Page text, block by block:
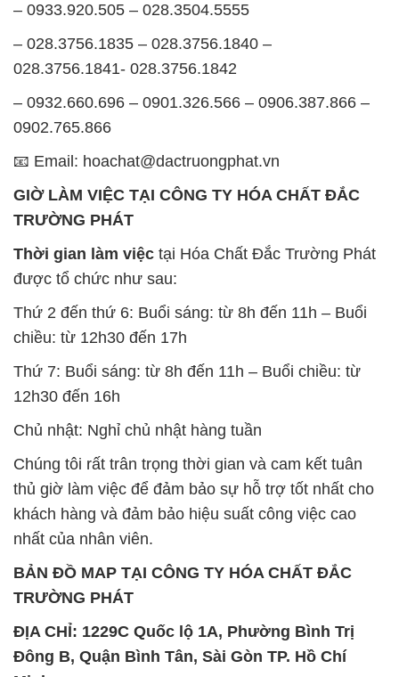
– 0933.920.505 – 028.3504.5555
– 028.3756.1835 – 028.3756.1840 –
028.3756.1841- 028.3756.1842
– 0932.660.696 – 0901.326.566 – 0906.387.866 –
0902.765.866
📧 Email: hoachat@dactruongphat.vn
GIỜ LÀM VIỆC TẠI CÔNG TY HÓA CHẤT ĐẮC
TRƯỜNG PHÁT
Thời gian làm việc tại Hóa Chất Đắc Trường Phát
được tổ chức như sau:
Thứ 2 đến thứ 6: Buổi sáng: từ 8h đến 11h – Buổi
chiều: từ 12h30 đến 17h
Thứ 7: Buổi sáng: từ 8h đến 11h – Buổi chiều: từ
12h30 đến 16h
Chủ nhật: Nghỉ chủ nhật hàng tuần
Chúng tôi rất trân trọng thời gian và cam kết tuân
thủ giờ làm việc để đảm bảo sự hỗ trợ tốt nhất cho
khách hàng và đảm bảo hiệu suất công việc cao
nhất của nhân viên.
BẢN ĐỒ MAP TẠI CÔNG TY HÓA CHẤT ĐẮC
TRƯỜNG PHÁT
ĐỊA CHỈ: 1229C Quốc lộ 1A, Phường Bình Trị
Đông B, Quận Bình Tân, Sài Gòn TP. Hồ Chí